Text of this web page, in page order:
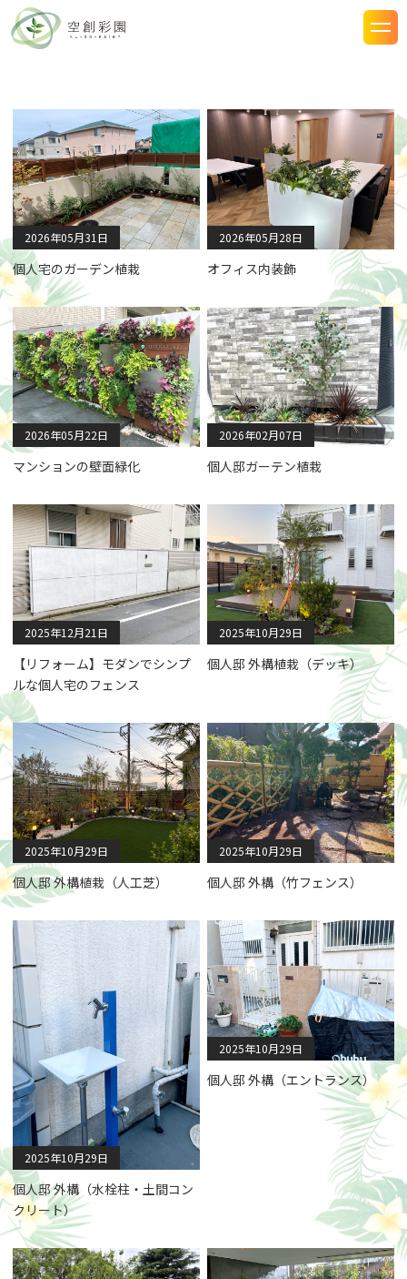
2026年05月31日
個人宅のガーデン植栽
2026年05月28日
オフィス内装飾
2026年05月22日
マンションの壁面緑化
2026年02月07日
個人邸ガーテン植栽
2025年12月21日
【リフォーム】モダンでシンプ
ルな個人宅のフェンス
2025年10月29日
個人邸 外構植栽（デッキ）
2025年10月29日
個人邸 外構植栽（人工芝）
2025年10月29日
個人邸 外構（竹フェンス）
2025年10月29日
個人邸 外構（水栓柱・土間コン
クリート）
2025年10月29日
個人邸 外構（エントランス）